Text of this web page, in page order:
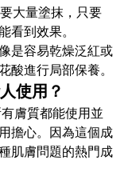
大量塗抹，只要
看到效果。
是容易乾燥泛紅或
酸進行局部保養。
使用？
有膚質都能使用並
擔心。因為這個成
肌膚問題的熱門成